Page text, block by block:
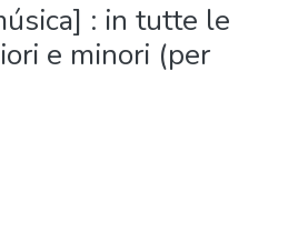
Digital
Estatísticas
: in tutte le
e minori (per